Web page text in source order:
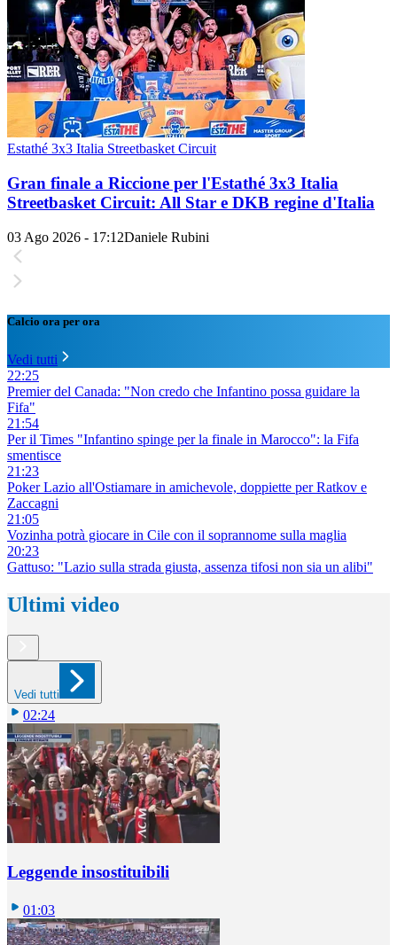
Estathé 3x3 Italia Streetbasket Circuit
Gran finale a Riccione per l'Estathé 3x3 Italia
Streetbasket Circuit: All Star e DKB regine d'Italia
03 Ago 2026 - 17:12Daniele Rubini
Calcio ora per ora
Vedi tutti
22:25
Premier del Canada: "Non credo che Infantino possa guidare la
Fifa"
21:54
Per il Times "Infantino spinge per la finale in Marocco": la Fifa
smentisce
21:23
Poker Lazio all'Ostiamare in amichevole, doppiette per Ratkov e
Zaccagni
21:05
Vozinha potrà giocare in Cile con il soprannome sulla maglia
20:23
Gattuso: "Lazio sulla strada giusta, assenza tifosi non sia un alibi"
Ultimi video
Vedi tutti
02:24
Leggende insostituibili
01:03